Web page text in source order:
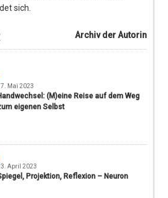
sich.
Archiv der Autorin
Mai 2023
(M)eine Reise auf dem Weg
eigenen Selbst
April 2023
Projektion, Reflexion – Neuron